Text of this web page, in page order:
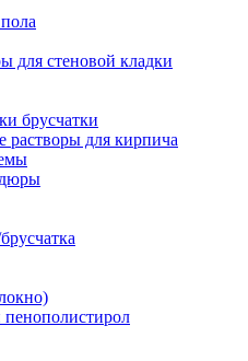
для стеновой кладки
брусчатки
растворы для кирпича